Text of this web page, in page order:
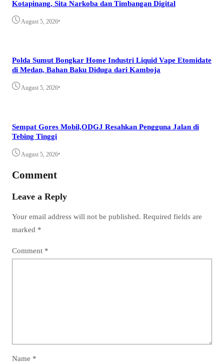
Kotapinang, Sita Narkoba dan Timbangan Digital
August 5, 2026•
Polda Sumut Bongkar Home Industri Liquid Vape Etomidate
di Medan, Bahan Baku Diduga dari Kamboja
August 5, 2026•
Sempat Gores Mobil,ODGJ Resahkan Pengguna Jalan di
Tebing Tinggi
August 5, 2026•
Comment
Leave a Reply
Your email address will not be published. Required fields are
marked *
Comment *
Name *